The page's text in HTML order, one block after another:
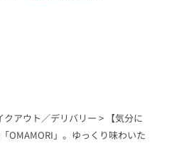
クアウト／デリバリー > 【気分に
OMAMORI」。ゆっくり味わいた